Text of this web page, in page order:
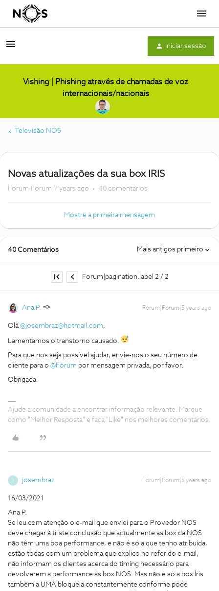
Menu
Iniciar sessão
Vishing | Phishing através de chamadas de voz
internacionais/nacionais
Televisão NOS
Novas atualizações da sua box IRIS
Forum|Forum|7 years ago 40 comentários
Mostre a primeira mensagem
40 Comentários Mais antigos primeiro
Forum|pagination.label 2 / 2
Ana P. Forum|Forum|5 years ago
Olá@josembraz@hotmail.com,
Lamentamos o transtorno causado.
Para que nos seja possível ajudar, envie-nos o seu número de
cliente para o @Fórum por mensagem privada, por favor.
Obrigada
Ajude a comunidade a encontrar informação relevante. Marque
como "Melhor Resposta" e faça "Like" nos melhores comentários.
josembraz Forum|Forum|5 years ago
16/03/2021
Ana P.
Se leu com atenção o e-mail que enviei para o Provedor NOS
deve chegar ã triste conclusão que actualmente as box da NOS
não têm uma boa performance, e não é só a que tenho atribuída,
estão todas com um problema que explico no referido e-mail,
não informam os clientes acerca do timing necessário para
devolverem a performance às box NOS. Mas não é só a box Íris
também a UMA bloqueia constantemente conforme pode